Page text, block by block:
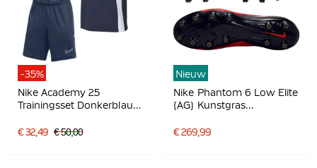
-35%
Nike Academy 25
Trainingsset Donkerblauw
€ 32,49 € 50,00
Nieuw
Nike Phantom 6 Low Elite
(AG) Kunstgras
Felrood Goud
€ 269,99